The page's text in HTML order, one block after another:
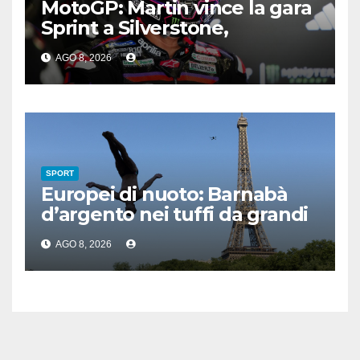
MotoGP: Martin vince la gara
Sprint a Silverstone,
preceduti Ogura e Bezzecchi
AGO 8, 2026
SPORT
Europei di nuoto: Barnabà
d’argento nei tuffi da grandi
altezze
AGO 8, 2026